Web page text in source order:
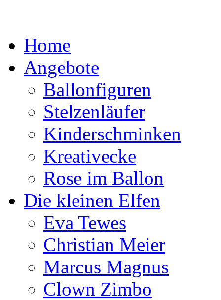
Home
Angebote
Ballonfiguren
Stelzenläufer
Kinderschminken
Kreativecke
Rose im Ballon
Die kleinen Elfen
Eva Tewes
Christian Meier
Marcus Magnus
Clown Zimbo